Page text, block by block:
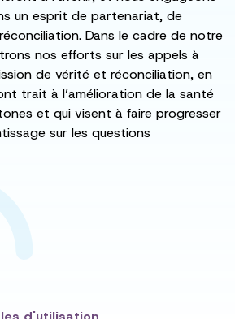
un esprit de partenariat, de
Dans le cadre de notre
nos efforts sur les appels à
de vérité et réconciliation, en
trait à l’amélioration de la santé
et qui visent à faire progresser
sur les questions